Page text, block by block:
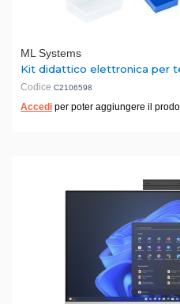
ML Systems
Kit didattico elettronica per
Codice C2106598
Accedi per poter aggiungere il